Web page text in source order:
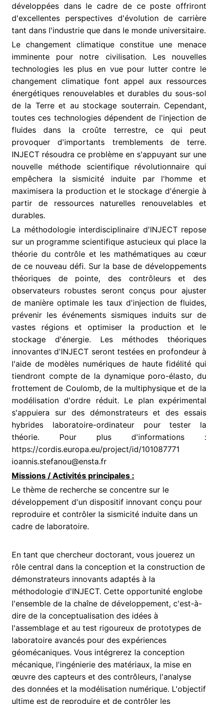
développées dans le cadre de ce poste offriront
d'excellentes perspectives d'évolution de carrière
tant dans l'industrie que dans le monde universitaire.
Le changement climatique constitue une menace
imminente pour notre civilisation. Les nouvelles
technologies les plus en vue pour lutter contre le
changement climatique font appel aux ressources
énergétiques renouvelables et durables du sous-sol
de la Terre et au stockage souterrain. Cependant,
toutes ces technologies dépendent de l'injection de
fluides dans la croûte terrestre, ce qui peut
provoquer d'importants tremblements de terre.
INJECT résoudra ce problème en s'appuyant sur une
nouvelle méthode scientifique révolutionnaire qui
empêchera la sismicité induite par l'homme et
maximisera la production et le stockage d'énergie à
partir de ressources naturelles renouvelables et
durables.
La méthodologie interdisciplinaire d'INJECT repose
sur un programme scientifique astucieux qui place la
théorie du contrôle et les mathématiques au cœur
de ce nouveau défi. Sur la base de développements
théoriques de pointe, des contrôleurs et des
observateurs robustes seront conçus pour ajuster
de manière optimale les taux d'injection de fluides,
prévenir les événements sismiques induits sur de
vastes régions et optimiser la production et le
stockage d'énergie. Les méthodes théoriques
innovantes d'INJECT seront testées en profondeur à
l'aide de modèles numériques de haute fidélité qui
tiendront compte de la dynamique poro-élasto, du
frottement de Coulomb, de la multiphysique et de la
modélisation d'ordre réduit. Le plan expérimental
s'appuiera sur des démonstrateurs et des essais
hybrides laboratoire-ordinateur pour tester la
théorie. Pour plus d'informations :
https://cordis.europa.eu/project/id/101087771
ioannis.stefanou@ensta.fr
Missions / Activités principales :
Le thème de recherche se concentre sur le
développement d'un dispositif innovant conçu pour
reproduire et contrôler la sismicité induite dans un
cadre de laboratoire.
En tant que chercheur doctorant, vous jouerez un
rôle central dans la conception et la construction de
démonstrateurs innovants adaptés à la
méthodologie d'INJECT. Cette opportunité englobe
l'ensemble de la chaîne de développement, c'est-à-
dire de la conceptualisation des idées à
l'assemblage et au test rigoureux de prototypes de
laboratoire avancés pour des expériences
géomécaniques. Vous intégrerez la conception
mécanique, l'ingénierie des matériaux, la mise en
œuvre des capteurs et des contrôleurs, l'analyse
des données et la modélisation numérique. L'objectif
ultime est de reproduire et de contrôler les